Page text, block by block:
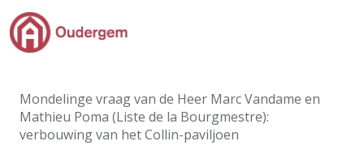
Ga naar de hoofdinhoud
Evenementen & Verenigingen
Mondelinge vraag van de Heer Marc Vandame en
Mathieu Poma (Liste de la Bourgmestre):
verbouwing van het Collin-paviljoen